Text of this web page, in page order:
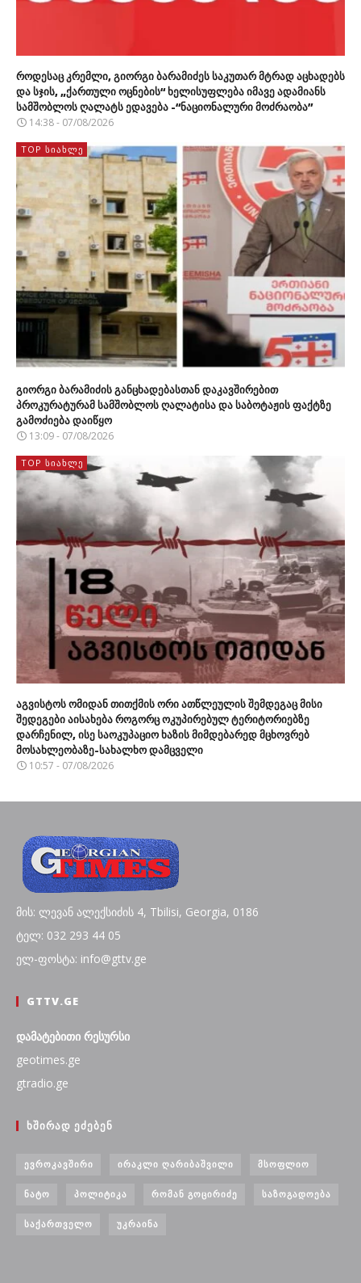
როდესაც კრემლი, გიორგი ბარამიძეს საკუთარ მტრად აცხადებს
და სჯის, „ქართული ოცნების“ ხელისუფლება იმავე ადამიანს
სამშობლოს ღალატს ედავება -“ნაციონალური მოძრაობა”
14:38 - 07/08/2026
TOP ᲡᲘᲐᲮᲚᲔ
გიორგი ბარამიძის განცხადებასთან დაკავშირებით
პროკურატურამ სამშობლოს ღალატისა და საბოტაჟის ფაქტზე
გამოძიება დაიწყო
13:09 - 07/08/2026
TOP ᲡᲘᲐᲮᲚᲔ
აგვისტოს ომიდან თითქმის ორი ათწლეულის შემდეგაც მისი
შედეგები აისახება როგორც ოკუპირებულ ტერიტორიებზე
დარჩენილ, ისე საოკუპაციო ხაზის მიმდებარედ მცხოვრებ
მოსახლეობაზე-სახალხო დამცველი
10:57 - 07/08/2026
მის: ლევან ალექსიძის 4, Tbilisi, Georgia, 0186
ტელ: 032 293 44 05
ელ-ფოსტა: info@gttv.ge
GTTV.GE
დამატებითი რესურსი
geotimes.ge
gtradio.ge
ᲮᲨᲘᲠᲐᲓ ᲔᲫᲔᲑᲔᲜ
ᲔᲕᲠᲝᲙᲐᲕᲨᲘᲠᲘ ᲘᲠᲐᲙᲚᲘ ᲦᲐᲠᲘᲑᲐᲨᲕᲘᲚᲘ ᲛᲡᲝᲤᲚᲘᲝ
ᲜᲐᲢᲝ ᲞᲝᲚᲘᲢᲘᲙᲐ ᲠᲝᲛᲐᲜ ᲒᲝᲪᲘᲠᲘᲫᲔ ᲡᲐᲖᲝᲒᲐᲓᲝᲔᲑᲐ
ᲡᲐᲥᲐᲠᲗᲕᲔᲚᲝ ᲣᲙᲠᲐᲘᲜᲐ